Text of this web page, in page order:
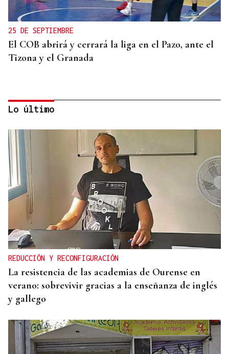
25 DE SEPTIEMBRE
El COB abrirá y cerrará la liga en el Pazo, ante el
Tizona y el Granada
PRIMERA FEB
El COB está en capilla
Lo último
REDUCCIÓN Y RECONFIGURACIÓN
La resistencia de las academias de Ourense en
verano: sobrevivir gracias a la enseñanza de inglés
y gallego